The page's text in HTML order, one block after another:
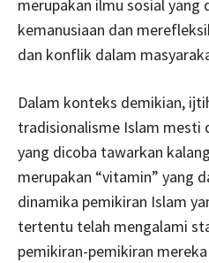
merupakan ilmu sosial
kemanusiaan dan
dan konflik dalam
Dalam konteks demikian,
tradisionalisme Islam mesti
yang dicoba tawarkan
merupakan “vitamin” yang
dinamika pemikiran Islam
tertentu telah mengalami
pemikiran-pemikiran